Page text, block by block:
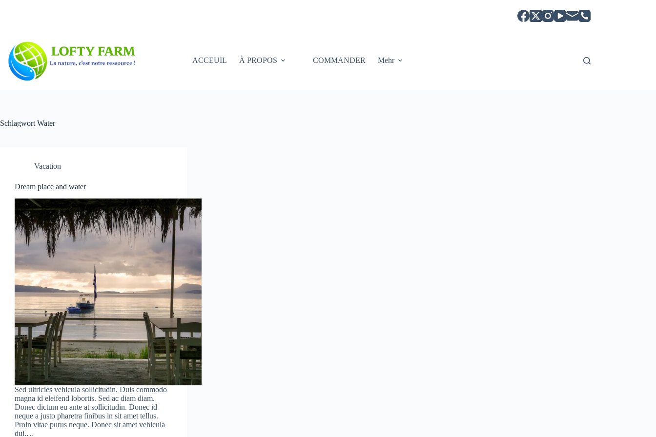
ACCEUIL À PROPOS COMMANDER Mehr
Schlagwort Water
Vacation
Dream place and water
Sed ultricies vehicula sollicitudin. Duis commodo
magna id eleifend lobortis. Sed ac diam diam.
Donec dictum eu ante at sollicitudin. Donec id
neque a justo pharetra finibus in sit amet tellus.
Proin vitae purus neque. Donec sit amet vehicula
dui.…